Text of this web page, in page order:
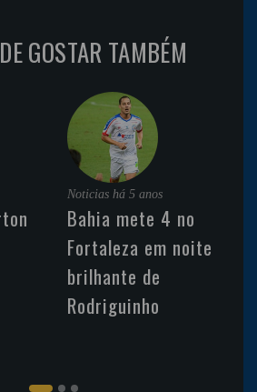
GOSTAR TAMBÉM
Noticias há 5 anos
Bahia mete 4 no
Fortaleza em noite
brilhante de
Rodriguinho